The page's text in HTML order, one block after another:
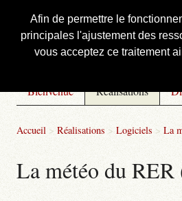
Afin de permettre le
principales l'ajustement des
vous acceptez ce traitement
Courbis, « LE »
Bienvenue Réalisations
Accueil > Réalisations > Logiciels > La
La météo du